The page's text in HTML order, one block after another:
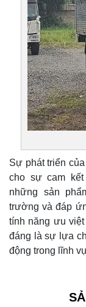
Sự phát triển
cho sự cam kết
những sản
trường và đáp
tính năng ưu
đáng là sự lựa
động trong lĩnh